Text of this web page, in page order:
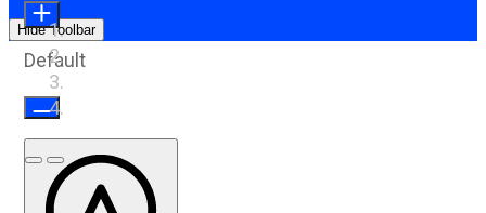
Предыдущий слайд
Следующий слайд
Hide Toolbar
Default